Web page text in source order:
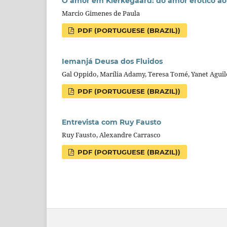
Marcio Gimenes de Paula
PDF (PORTUGUESE (BRAZIL))
Iemanjá Deusa dos Fluidos
Gal Oppido, Marília Adamy, Teresa Tomé, Yanet
PDF (PORTUGUESE (BRAZIL))
Entrevista com Ruy Fausto
Ruy Fausto, Alexandre Carrasco
PDF (PORTUGUESE (BRAZIL))